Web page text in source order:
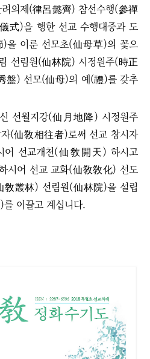
의제(律呂懿齊) 참선수행(參禪
式)을 행한 선교 수행대중과 도
을 이룬 선모초(仙母草)의 꽃으
선림원(仙林院) 시정원주(時正
盤) 선모(仙母)의 예(禮)를 갖추
선월지강(仙月地降) 시정원주
(仙敎相往者)로써 선교 창시자
어 선교개천(仙敎開天) 하시고
시어 선교 교화(仙敎敎化) 선도
敎叢林) 선림원(仙林院)을 설립
이끌고 계십니다.